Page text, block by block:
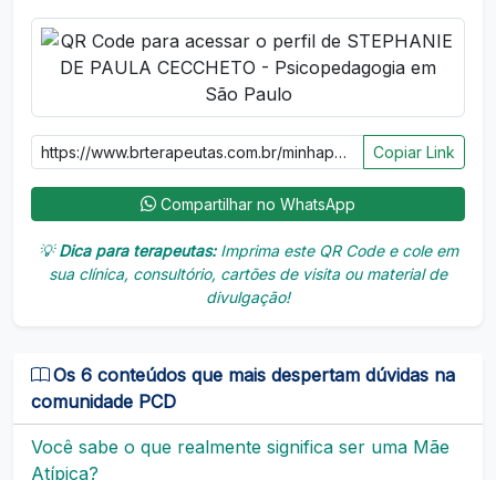
Copiar Link
Compartilhar no WhatsApp
💡Dica para terapeutas:Imprima este QR Code e cole em
sua clínica, consultório, cartões de visita ou material de
divulgação!
Os 6 conteúdos que mais despertam dúvidas na
comunidade PCD
Você sabe o que realmente significa ser uma Mãe
Atípica?